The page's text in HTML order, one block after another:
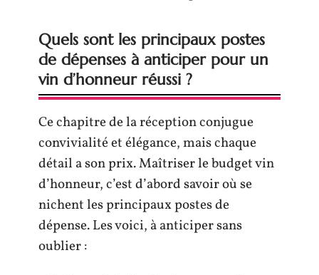
Quels sont les principaux postes
de dépenses à anticiper pour un
vin d’honneur réussi ?
Ce chapitre de la réception conjugue
convivialité et élégance, mais chaque
détail a son prix. Maîtriser le budget vin
d’honneur, c’est d’abord savoir où se
nichent les principaux postes de
dépense. Les voici, à anticiper sans
oublier :